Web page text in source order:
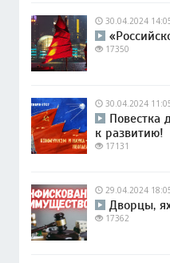
30.04.2024
17350
30.04.2024
Повестка
к развитию!
17131
29.04.2024
Дворцы,
17362